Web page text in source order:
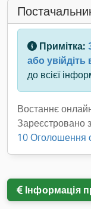
Примітка:
або
до всієї
Востаннє
Зареєстровано
10 Оголошення
Інформація